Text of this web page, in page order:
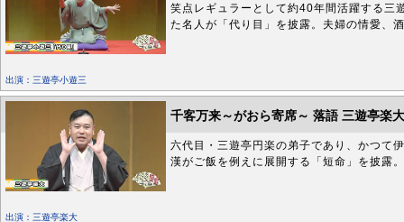
笑点レギュラーとして約40年間活躍する三
た名人が「代り目」を披露。夫婦の情愛、
出演：三遊亭小遊三
千客万来～がおら寄席～ 落語 三遊亭楽
六代目・三遊亭円楽の弟子であり、かつて
漢がご飯を例えに展開する「短命」を披露
出演：三遊亭楽大